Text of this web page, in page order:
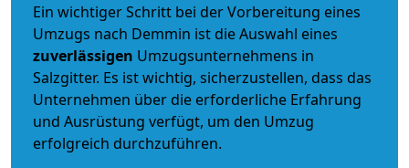
Ein wichtiger Schritt bei der Vorbereitung eines
Umzugs nach Demmin ist die Auswahl eines
zuverlässigen Umzugsunternehmens in
Salzgitter. Es ist wichtig, sicherzustellen, dass das
Unternehmen über die erforderliche Erfahrung
und Ausrüstung verfügt, um den Umzug
erfolgreich durchzuführen.